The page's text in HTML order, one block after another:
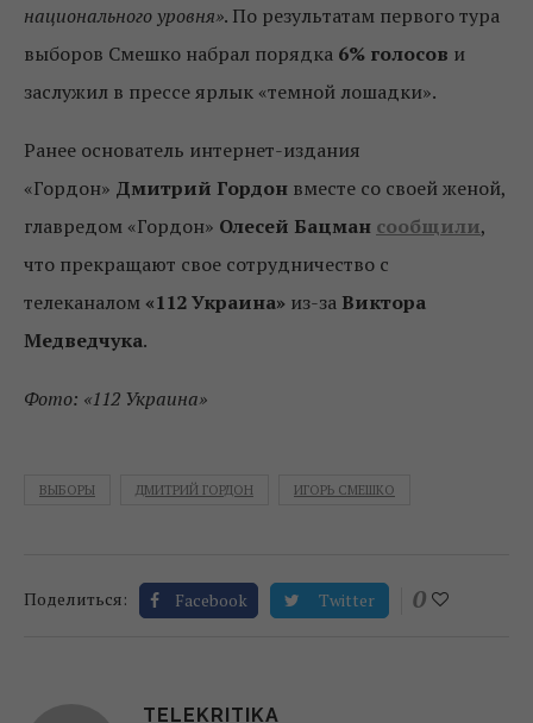
национального уровня». По результатам первого тура
выборов Смешко набрал порядка 6% голосов и
заслужил в прессе ярлык «темной лошадки».
Ранее основатель интернет-издания
«Гордон» Дмитрий Гордон вместе со своей женой,
главредом «Гордон» Олесей Бацман сообщили,
что прекращают свое сотрудничество с
телеканалом «112 Украина» из-за Виктора
Медведчука.
Фото: «112 Украина»
ВЫБОРЫ ДМИТРИЙ ГОРДОН ИГОРЬ СМЕШКО
Поделиться: Facebook Twitter 0
TELEKRITIKA